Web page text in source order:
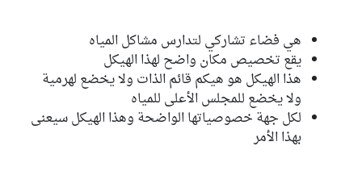
هي فضاء تشاركي لتدارس مشاكل المياه
يقع تخصيص مكان واضح لهذا الهيكل
هذا الهيكل هو هيكم قائم الذات ولا يخضع لهرمية
ولا يخضع للمجلس الأعلى للمياه
لكل جهة خصوصياتها الواضحة وهذا الهيكل سيعنى
بهذا الأمر